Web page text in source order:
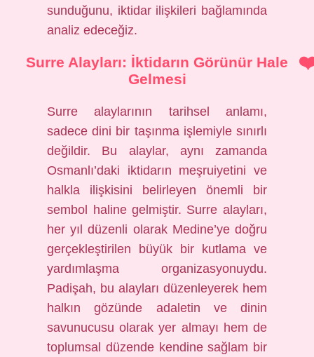
sunduğunu, iktidar ilişkileri bağlamında
analiz edeceğiz.
Surre Alayları: İktidarın Görünür Hale
Gelmesi
Surre alaylarının tarihsel anlamı,
sadece dini bir taşınma işlemiyle sınırlı
değildir. Bu alaylar, aynı zamanda
Osmanlı’daki iktidarın meşruiyetini ve
halkla ilişkisini belirleyen önemli bir
sembol haline gelmiştir. Surre alayları,
her yıl düzenli olarak Medine’ye doğru
gerçekleştirilen büyük bir kutlama ve
yardımlaşma organizasyonuydu.
Padişah, bu alayları düzenleyerek hem
halkın gözünde adaletin ve dinin
savunucusu olarak yer almayı hem de
toplumsal düzende kendine sağlam bir